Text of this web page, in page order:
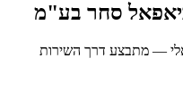
סחר בע"מ
— מתבצע דרך השירות